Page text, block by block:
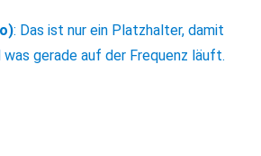
: Das ist nur ein Platzhalter, damit
was gerade auf der Frequenz läuft.